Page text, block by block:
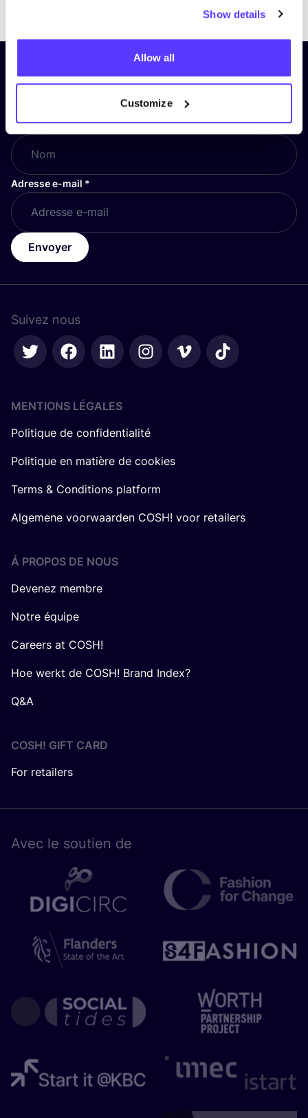
Show details
Allow all
Customize
Inscrivez-vous à notre lettre
d’information et restez informé !
Nom*
Adresse e-mail *
Envoyer
Suivez nous
MENTIONS LÉGALES
Politique de confidentialité
Politique en matière de cookies
Terms & Conditions platform
Algemene voorwaarden COSH! voor retailers
Á PROPOS DE NOUS
Devenez membre
Notre équipe
Careers at COSH!
Hoe werkt de COSH! Brand Index?
Q&A
COSH! GIFT CARD
For retailers
Avec le sou­tien de